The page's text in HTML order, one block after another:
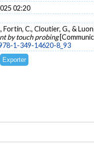
02:20
Fortin, C., Cloutier, G., &
by touch probing
1-349-14620-8_93